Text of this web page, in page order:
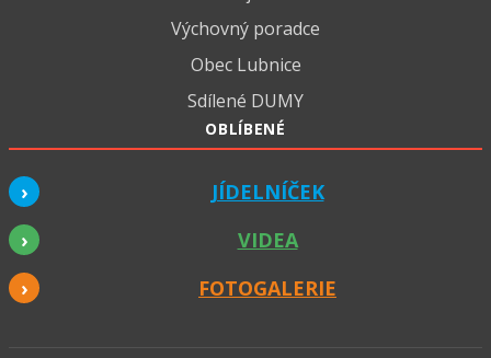
Výchovný poradce
Obec Lubnice
Sdílené DUMY
OBLÍBENÉ
JÍDELNÍČEK
VIDEA
FOTOGALERIE